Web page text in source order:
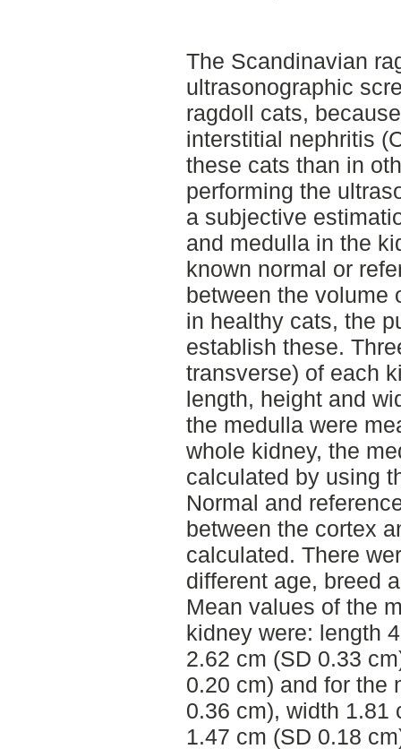
The Scandinavian
ultrasonographic
ragdoll cats,
interstitial nephritis
these cats than in
performing the
a subjective
and medulla in the
known normal or
between the volume
in healthy cats, the
establish these.
transverse) of each
length, height and
the medulla were
whole kidney, the
calculated by using
Normal and
between the cortex
calculated. There
different age, breed
Mean values of the
kidney were: length
2.62 cm (SD 0.33
0.20 cm) and for the
0.36 cm), width 1.81
1.47 cm (SD 0.18